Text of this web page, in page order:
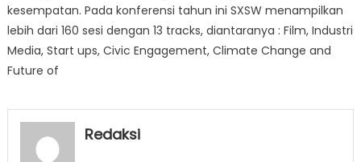
kesempatan. Pada konferensi tahun ini SXSW menampilkan
lebih dari 160 sesi dengan 13 tracks, diantaranya : Film, Industri
Media, Start ups, Civic Engagement, Climate Change and
Future of
Redaksi